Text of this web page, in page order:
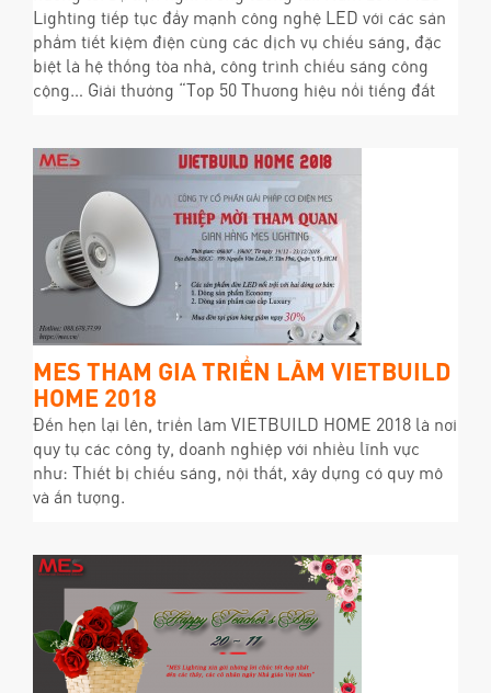
Lighting tiếp tục đẩy mạnh công nghệ LED với các sản
phẩm tiết kiệm điện cùng các dịch vụ chiếu sáng, đặc
biệt là hệ thống tòa nhà, công trình chiếu sáng công
cộng… Giải thưởng “Top 50 Thương hiệu nổi tiếng đất
MES THAM GIA TRIỂN LÃM VIETBUILD
HOME 2018
Đến hẹn lại lên, triển lãm VIETBUILD HOME 2018 là nơi
quy tụ các công ty, doanh nghiệp với nhiều lĩnh vực
như: Thiết bị chiếu sáng, nội thất, xây dựng có quy mô
và ấn tượng.